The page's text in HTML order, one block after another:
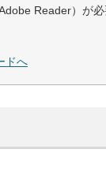
Reader）が必
ドへ